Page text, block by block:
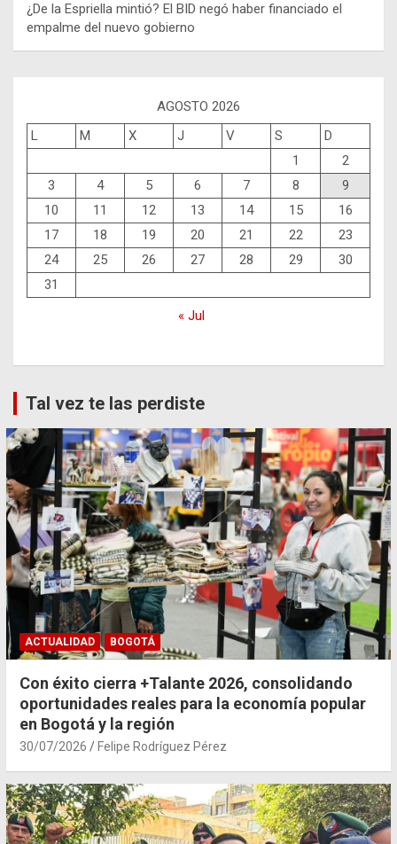
¿De la Espriella mintió? El BID negó haber financiado el
empalme del nuevo gobierno
AGOSTO 2026
L
M X J V S
D
1
2
3
4 5 6 7 8
9
10
11 12 13 14 15
16
17
18 19 20 21 22
23
24
25 26 27 28 29
30
31
« Jul
Tal vez te las perdiste
ACTUALIDAD BOGOTÁ
Con éxito cierra +Talante 2026, consolidando
oportunidades reales para la economía popular
en Bogotá y la región
30/07/2026 Felipe Rodríguez Pérez